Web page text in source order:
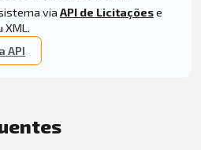
via API de Licitaçõese
XML.
API